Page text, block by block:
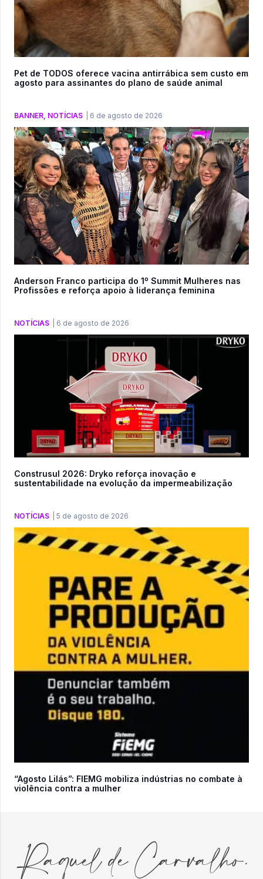
Pet de TODOS oferece vacina antirrábica sem custo em
agosto para assinantes do plano de saúde animal
BANNER, NOTÍCIAS 6 de agosto de 2026
Anderson Franco participa do 1º Summit Mulheres nas
Profissões e reforça apoio à liderança feminina
NOTÍCIAS 6 de agosto de 2026
Construsul 2026: Dryko reforça inovação e
sustentabilidade na evolução da impermeabilização
NOTÍCIAS 5 de agosto de 2026
“Agosto Lilás”: FIEMG mobiliza indústrias no combate à
violência contra a mulher